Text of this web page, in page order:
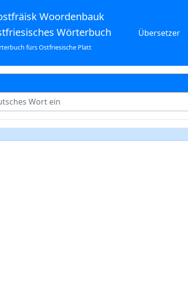
Woordenbauk
Wörterbuch
fürs Ostfriesische Platt
Übersetzer